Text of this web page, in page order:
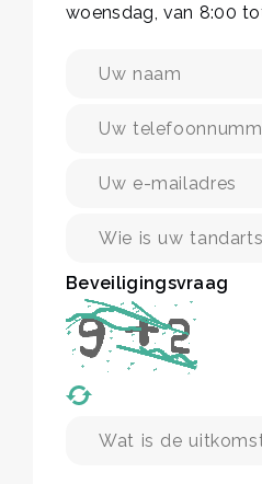
woensdag, van 8:00
Beveiligingsvraag